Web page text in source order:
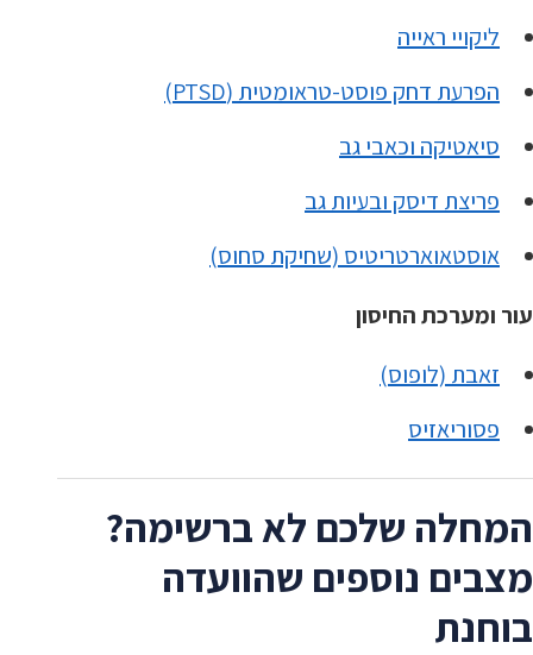
ליקויי ראייה
הפרעת דחק פוסט-טראומטית (PTSD)
סיאטיקה וכאבי גב
פריצת דיסק ובעיות גב
אוסטאוארטריטיס (שחיקת סחוס)
עור ומערכת החיסון
זאבת (לופוס)
פסוריאזיס
המחלה שלכם לא ברשימה?
מצבים נוספים שהוועדה
בוחנת